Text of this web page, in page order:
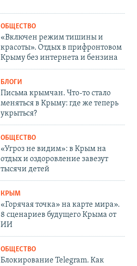
ОБЩЕСТВО
«Включен режим тишины и
красоты». Отдых в прифронтовом
Крыму без интернета и бензина
БЛОГИ
Письма крымчан. Что-то стало
меняться в Крыму: где же теперь
укрыться?
ОБЩЕСТВО
«Угроз не видим»: в Крым на
отдых и оздоровление завезут
тысячи детей
КРЫМ
«Горячая точка» на карте мира».
8 сценариев будущего Крыма от
ИИ
ОБЩЕСТВО
Блокирование Telegram. Как